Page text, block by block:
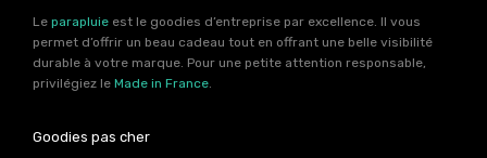
Le parapluie est le goodies d’entreprise par excellence. Il vous
permet d’offrir un beau cadeau tout en offrant une belle visibilité
durable à votre marque. Pour une petite attention responsable,
privilégiez le Made in France
Goodies pas cher